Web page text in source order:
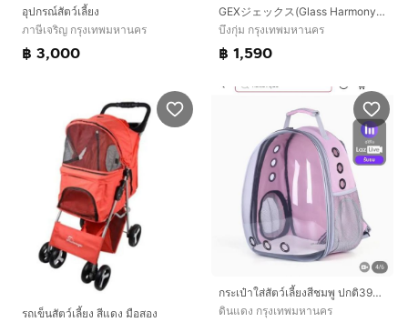
อุปกรณ์สัตว์เลี้ยง
ภาษีเจริญ กรุงเทพมหานคร
฿ 3,000
GEXジェックス(Glass Harmony 450 Plus) อุปกรณ์สำหรับสัตว์เลี้ยงคุณภาพสูงแบรนด์ จากประเทศญี่ปุ่น ชุดกรงแฮมสเตอร์หรือสัตว์เล็ก
บึงกุ่ม กรุงเทพมหานคร
฿ 1,590
รถเข็นสัตว์เลี้ยง สีแดง มือสอง
กระเป๋าใส่สัตว์เลี้ยงสีชมพู ปกติ390 เหลือ355
ดินแดง กรุงเทพมหานคร